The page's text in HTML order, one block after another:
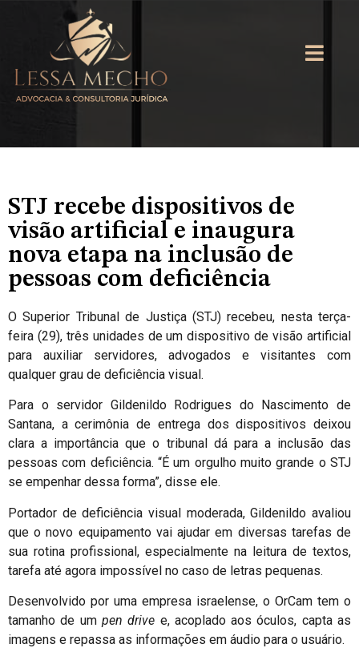
STJ recebe dispositivos de
visão artificial e inaugura
nova etapa na inclusão de
pessoas com deficiência
O Superior Tribunal de Justiça (STJ) recebeu, nesta terça-
feira (29), três unidades de um dispositivo de visão artificial
para auxiliar servidores, advogados e visitantes com
qualquer grau de deficiência visual.
Para o servidor Gildenildo Rodrigues do Nascimento de
Santana, a cerimônia de entrega dos dispositivos deixou
clara a importância que o tribunal dá para a inclusão das
pessoas com deficiência. “É um orgulho muito grande o STJ
se empenhar dessa forma”, disse ele.
Portador de deficiência visual moderada, Gildenildo avaliou
que o novo equipamento vai ajudar em diversas tarefas de
sua rotina profissional, especialmente na leitura de textos,
tarefa até agora impossível no caso de letras pequenas.
Desenvolvido por uma empresa israelense, o OrCam tem o
tamanho de um pen drive e, acoplado aos óculos, capta as
imagens e repassa as informações em áudio para o usuário.